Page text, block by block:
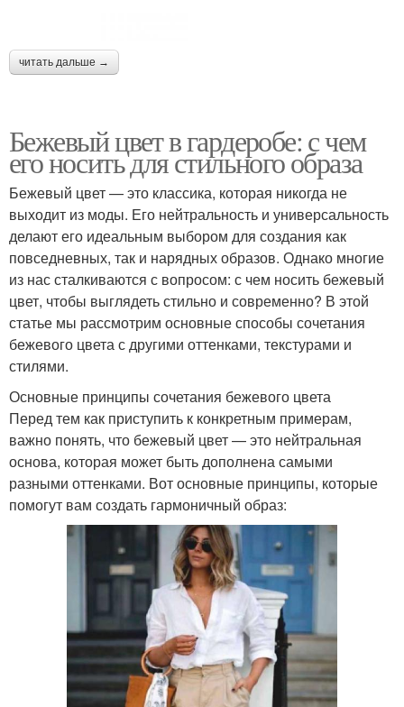
читать дальше →
Бежевый цвет в гардеробе: с чем
его носить для стильного образа
Бежевый цвет — это классика, которая никогда не
выходит из моды. Его нейтральность и универсальность
делают его идеальным выбором для создания как
повседневных, так и нарядных образов. Однако многие
из нас сталкиваются с вопросом: с чем носить бежевый
цвет, чтобы выглядеть стильно и современно? В этой
статье мы рассмотрим основные способы сочетания
бежевого цвета с другими оттенками, текстурами и
стилями.
Основные принципы сочетания бежевого цвета
Перед тем как приступить к конкретным примерам,
важно понять, что бежевый цвет — это нейтральная
основа, которая может быть дополнена самыми
разными оттенками. Вот основные принципы, которые
помогут вам создать гармоничный образ: